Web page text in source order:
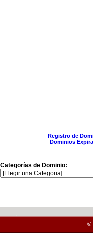
Registro de
Dominios
Categorías de Dominio:
©